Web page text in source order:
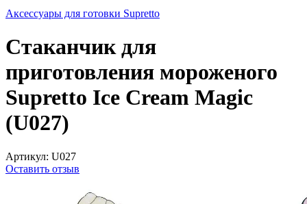
Аксессуары для готовки Supretto
Стаканчик для
приготовления мороженого
Supretto Ice Cream Magic
(U027)
Артикул: U027
Оставить отзыв